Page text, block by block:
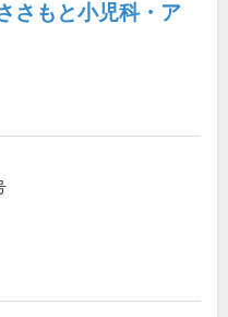
さもと小児科・ア